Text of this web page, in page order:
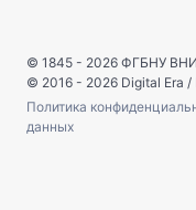
© 1845 - 2026 ФГБНУ
© 2016 - 2026 Digital Era /
Политика
данных